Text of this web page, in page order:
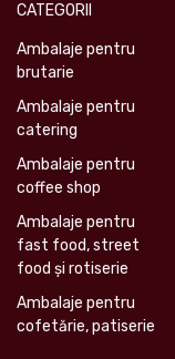
CATEGORII
Ambalaje pentru
brutarie
Ambalaje pentru
catering
Ambalaje pentru
coffee shop
Ambalaje pentru
fast food, street
food și rotiserie
Ambalaje pentru
cofetărie, patiserie